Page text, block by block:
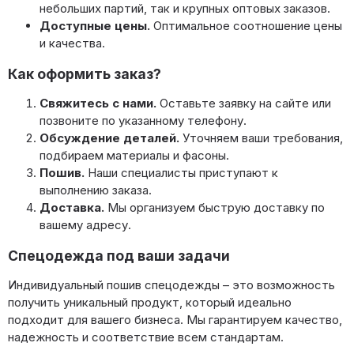
небольших партий, так и крупных оптовых заказов.
Доступные цены. Оптимальное соотношение цены
и качества.
Как оформить заказ?
Свяжитесь с нами. Оставьте заявку на сайте или
позвоните по указанному телефону.
Обсуждение деталей. Уточняем ваши требования,
подбираем материалы и фасоны.
Пошив. Наши специалисты приступают к
выполнению заказа.
Доставка. Мы организуем быструю доставку по
вашему адресу.
Спецодежда под ваши задачи
Индивидуальный пошив спецодежды – это возможность
получить уникальный продукт, который идеально
подходит для вашего бизнеса. Мы гарантируем качество,
надежность и соответствие всем стандартам.